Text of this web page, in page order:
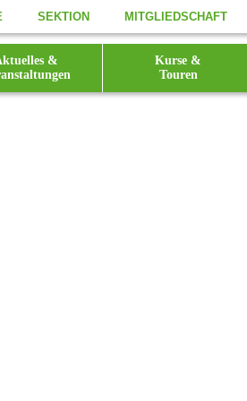
SEKTION MITGLIEDSCHAFT
&
Kurse &
Touren